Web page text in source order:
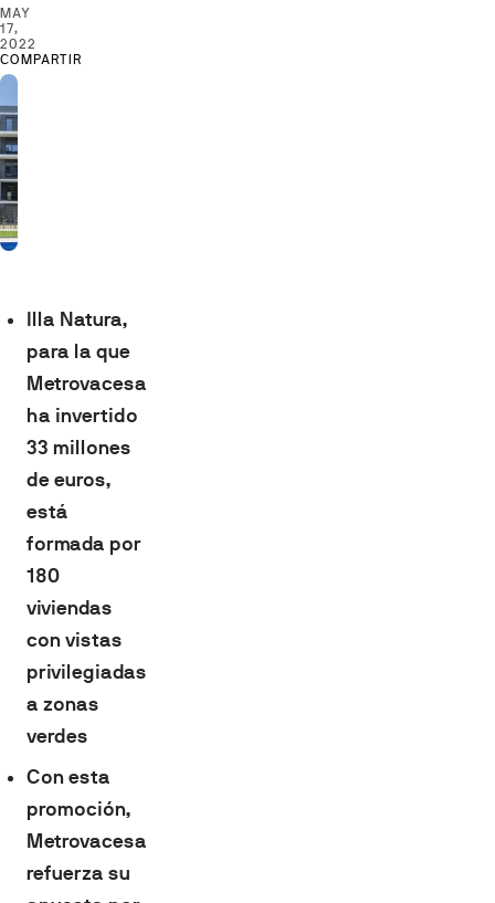
MAY
17,
2022
COMPARTIR
Illa Natura,
para la que
Metrovacesa
ha invertido
33 millones
de euros,
está
formada por
180
viviendas
con vistas
privilegiadas
a zonas
verdes
Con esta
promoción,
Metrovacesa
refuerza su